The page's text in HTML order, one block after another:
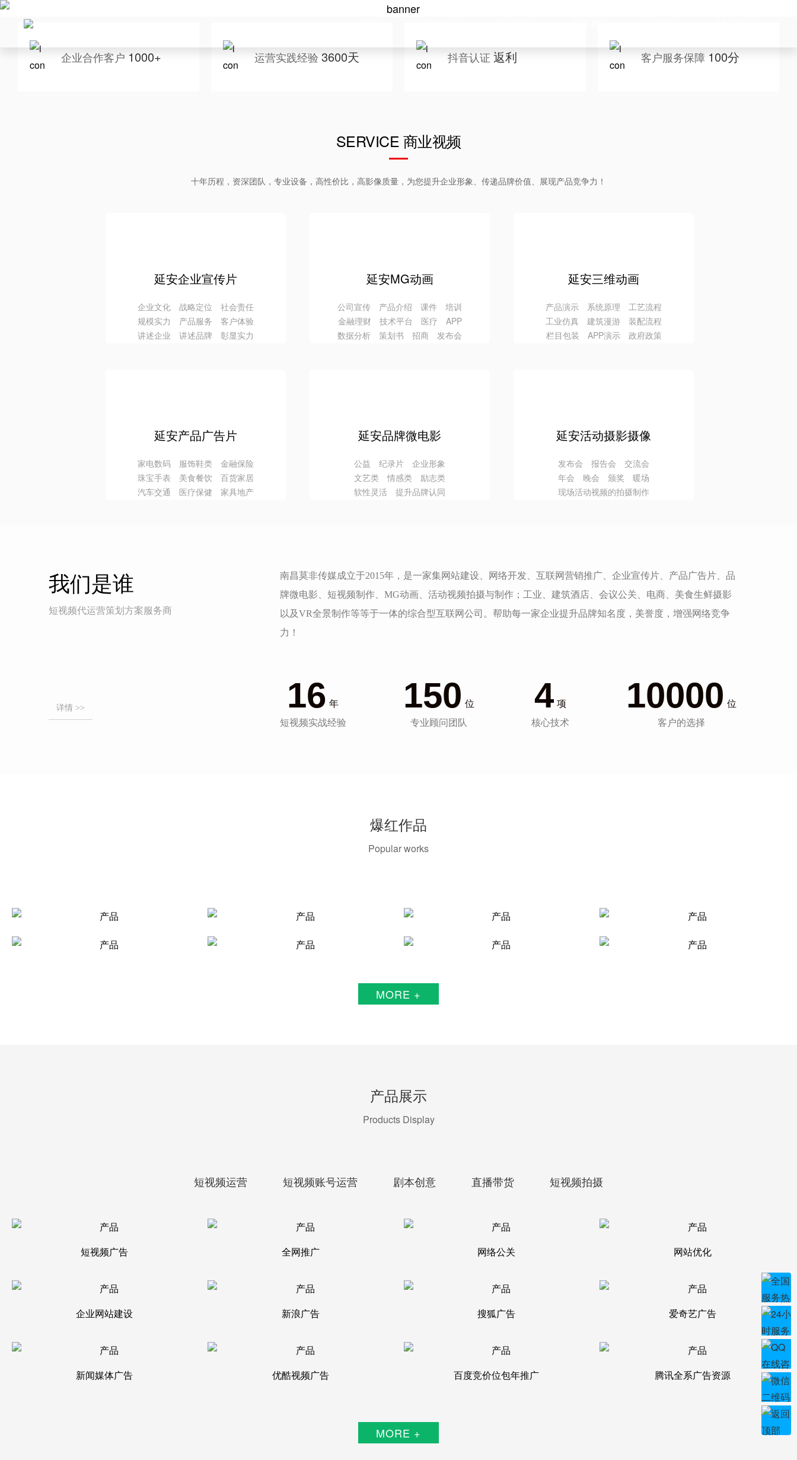
企业合作客户 1000+ 运营实践经验 3600天 抖音认证 返利 客户服务保障 100分
SERVICE 商业视频
十年历程，资深团队，专业设备，高性价比，高影像质量，为您提升企业形象、传递品牌价值、展现产品竞争力！
延安企业宣传片
企业文化 战略定位 社会责任
规模实力 产品服务 客户体验
讲述企业 讲述品牌 彰显实力
延安MG动画
公司宣传 产品介绍 课件 培训
金融理财 技术平台 医疗 APP
数据分析 策划书 招商 发布会
延安三维动画
产品演示 系统原理 工艺流程
工业仿真 建筑漫游 装配流程
栏目包装 APP演示 政府政策
延安产品广告片
家电数码 服饰鞋类 金融保险
珠宝手表 美食餐饮 百货家居
汽车交通 医疗保健 家具地产
延安品牌微电影
公益 纪录片 企业形象
文艺类 情感类 励志类
软性灵活 提升品牌认同
延安活动摄影摄像
发布会 报告会 交流会
年会 晚会 颁奖 暖场
现场活动视频的拍摄制作
我们是谁
短视频代运营策划方案服务商
详情 >>
南昌莫非传媒成立于2015年，是一家集网站建设、网络开发、互联网营销推广、企业宣传片、产品广告片、品
牌微电影、短视频制作、MG动画、活动视频拍摄与制作；工业、建筑酒店、会议公关、电商、美食生鲜摄影
以及VR全景制作等等于一体的综合型互联网公司。帮助每一家企业提升品牌知名度，美誉度，增强网络竞争
力！
16 年
短视频实战经验
150 位
专业顾问团队
4 项
核心技术
10000 位
客户的选择
爆红作品
Popular works
MORE +
产品展示
Products Display
短视频运营 短视频账号运营 剧本创意 直播带货 短视频拍摄
短视频广告 全网推广 网络公关 网站优化
企业网站建设 新浪广告 搜狐广告 爱奇艺广告
新闻媒体广告 优酷视频广告 百度竞价位包年推广 腾讯全系广告资源
MORE +